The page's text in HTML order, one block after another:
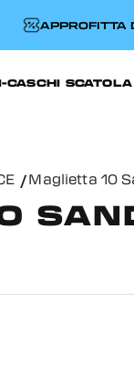
APPROFITTA
CASCHI
Maglietta 10